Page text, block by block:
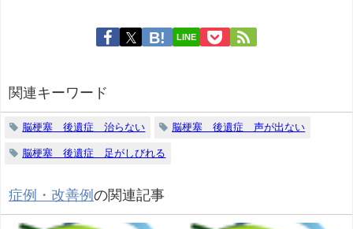
LINE
関連キーワード
脳梗塞 後遺症 治らない 脳梗塞 後遺症 声が出ない
脳梗塞 後遺症 足がしびれる
症例・改善例 の関連記事